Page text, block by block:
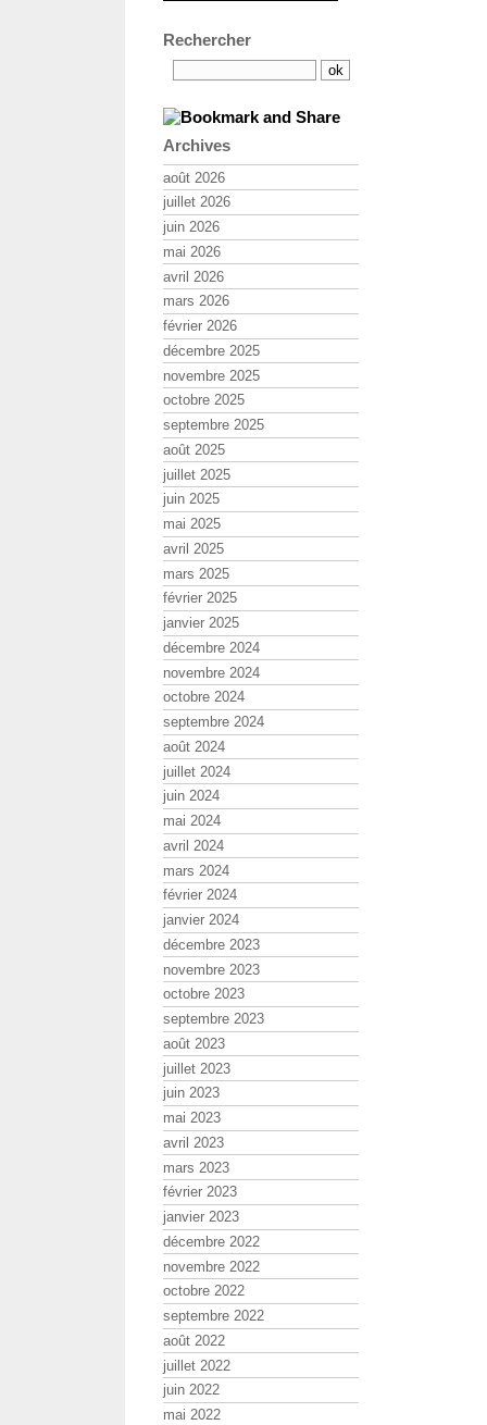
Rechercher
Archives
août 2026
juillet 2026
juin 2026
mai 2026
avril 2026
mars 2026
février 2026
décembre 2025
novembre 2025
octobre 2025
septembre 2025
août 2025
juillet 2025
juin 2025
mai 2025
avril 2025
mars 2025
février 2025
janvier 2025
décembre 2024
novembre 2024
octobre 2024
septembre 2024
août 2024
juillet 2024
juin 2024
mai 2024
avril 2024
mars 2024
février 2024
janvier 2024
décembre 2023
novembre 2023
octobre 2023
septembre 2023
août 2023
juillet 2023
juin 2023
mai 2023
avril 2023
mars 2023
février 2023
janvier 2023
décembre 2022
novembre 2022
octobre 2022
septembre 2022
août 2022
juillet 2022
juin 2022
mai 2022